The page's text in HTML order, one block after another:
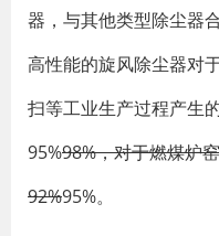
器，与其他类型除尘器
高性能的旋风除尘器对
扫等工业生产过程产生
95%98%，对于燃煤炉
92%95%。